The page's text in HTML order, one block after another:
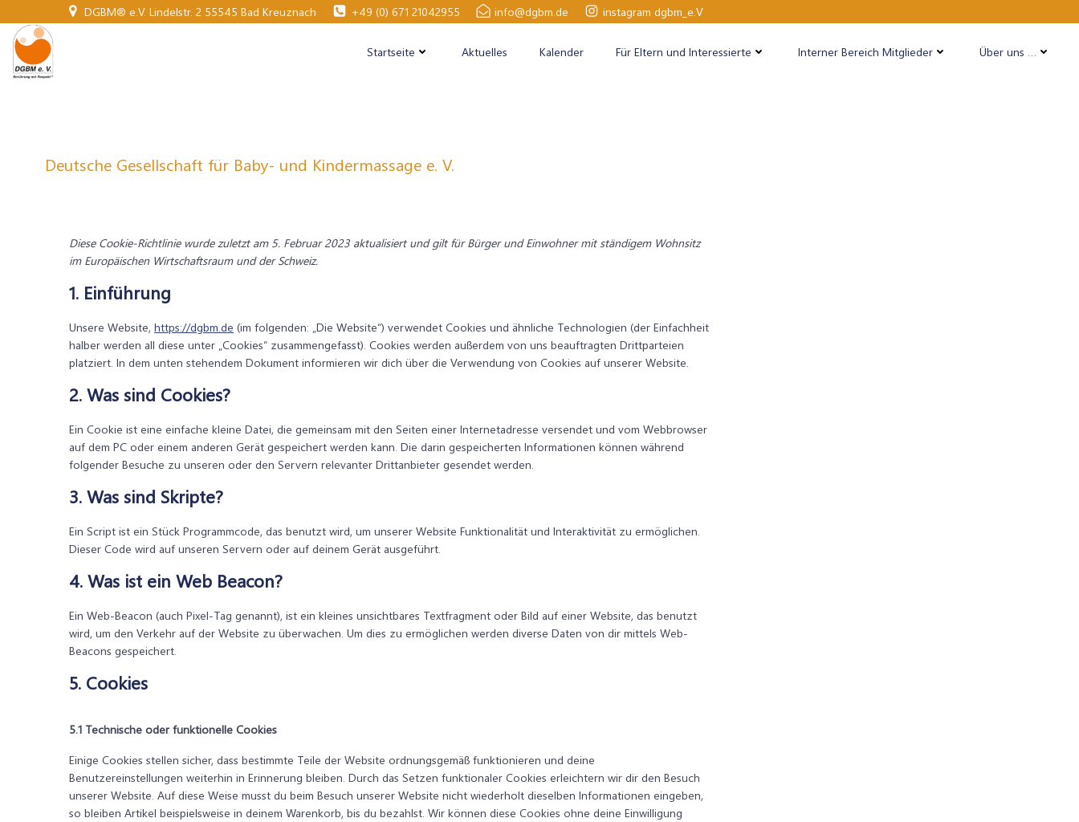
Inhalt
springen
DGBM® e.V. Lindelstr. 2 55545 Bad Kreuznach +49 (0) 671 21042955 info@dgbm.de instagram dgbm_e.V
Startseite Aktuelles Kalender Für Eltern und Interessierte Interner Bereich Mitglieder Über uns …
Deutsche Gesellschaft für Baby- und Kindermassage e. V.
Diese Cookie-Richtlinie wurde zuletzt am 5. Februar 2023 aktualisiert und gilt für Bürger und Einwohner mit ständigem Wohnsitz
im Europäischen Wirtschaftsraum und der Schweiz.
1. Einführung
Unsere Website, https://dgbm.de (im folgenden: „Die Website“) verwendet Cookies und ähnliche Technologien (der Einfachheit
halber werden all diese unter „Cookies“ zusammengefasst). Cookies werden außerdem von uns beauftragten Drittparteien
platziert. In dem unten stehendem Dokument informieren wir dich über die Verwendung von Cookies auf unserer Website.
2. Was sind Cookies?
Ein Cookie ist eine einfache kleine Datei, die gemeinsam mit den Seiten einer Internetadresse versendet und vom Webbrowser
auf dem PC oder einem anderen Gerät gespeichert werden kann. Die darin gespeicherten Informationen können während
folgender Besuche zu unseren oder den Servern relevanter Drittanbieter gesendet werden.
3. Was sind Skripte?
Ein Script ist ein Stück Programmcode, das benutzt wird, um unserer Website Funktionalität und Interaktivität zu ermöglichen.
Dieser Code wird auf unseren Servern oder auf deinem Gerät ausgeführt.
4. Was ist ein Web Beacon?
Ein Web-Beacon (auch Pixel-Tag genannt), ist ein kleines unsichtbares Textfragment oder Bild auf einer Website, das benutzt
wird, um den Verkehr auf der Website zu überwachen. Um dies zu ermöglichen werden diverse Daten von dir mittels Web-
Beacons gespeichert.
5. Cookies
5.1 Technische oder funktionelle Cookies
Einige Cookies stellen sicher, dass bestimmte Teile der Website ordnungsgemäß funktionieren und deine
Benutzereinstellungen weiterhin in Erinnerung bleiben. Durch das Setzen funktionaler Cookies erleichtern wir dir den Besuch
unserer Website. Auf diese Weise musst du beim Besuch unserer Website nicht wiederholt dieselben Informationen eingeben,
so bleiben Artikel beispielsweise in deinem Warenkorb, bis du bezahlst. Wir können diese Cookies ohne deine Einwilligung